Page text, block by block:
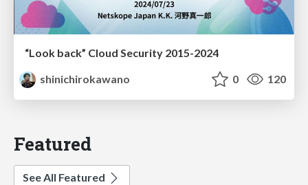
“Look back” Cloud Security 2015-2024
shinichirokawano
0 120
Featured
See All Featured